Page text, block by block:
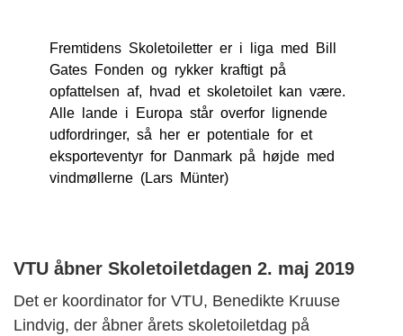
Fremtidens Skoletoiletter er i liga med Bill
Gates Fonden og rykker kraftigt på
opfattelsen af, hvad et skoletoilet kan være.
Alle lande i Europa står overfor lignende
udfordringer, så her er potentiale for et
eksporteventyr for Danmark på højde med
vindmøllerne (Lars Münter)
VTU åbner Skoletoiletdagen 2. maj 2019
Det er koordinator for VTU, Benedikte Kruuse
Lindvig, der åbner årets skoletoiletdag på